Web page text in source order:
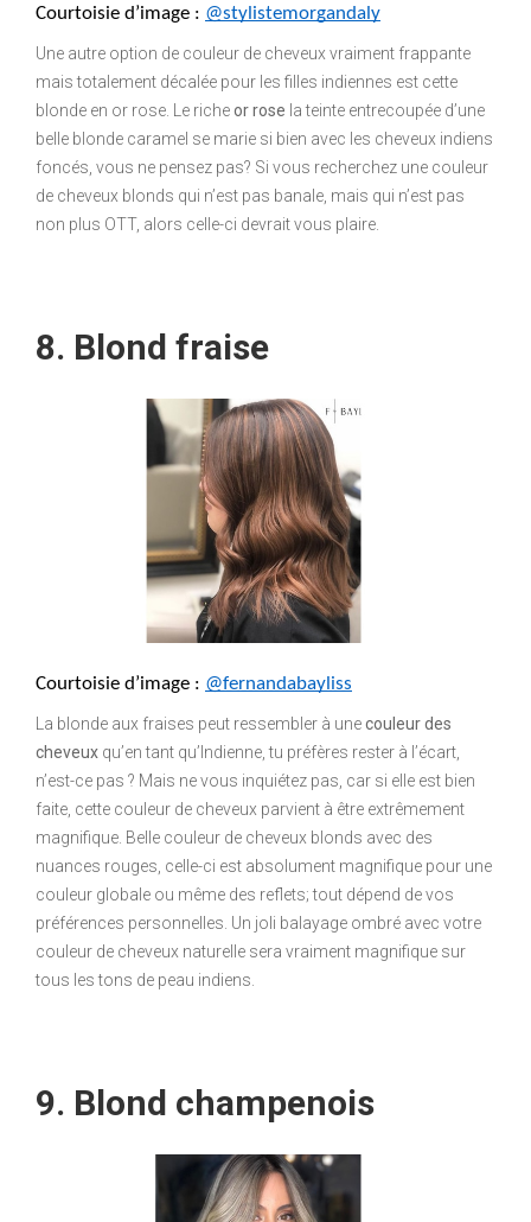
Courtoisie d’image : @stylistemorgandaly
Une autre option de couleur de cheveux vraiment frappante
mais totalement décalée pour les filles indiennes est cette
blonde en or rose. Le richeor rose la teinte entrecoupée d’une
belle blonde caramel se marie si bien avec les cheveux indiens
foncés, vous ne pensez pas? Si vous recherchez une couleur
de cheveux blonds qui n’est pas banale, mais qui n’est pas
non plus OTT, alors celle-ci devrait vous plaire.
8. Blond fraise
Courtoisie d’image : @fernandabayliss
La blonde aux fraises peut ressembler à unecouleur des
cheveux qu’en tant qu’Indienne, tu préfères rester à l’écart,
n’est-ce pas ? Mais ne vous inquiétez pas, car si elle est bien
faite, cette couleur de cheveux parvient à être extrêmement
magnifique. Belle couleur de cheveux blonds avec des
nuances rouges, celle-ci est absolument magnifique pour une
couleur globale ou même des reflets; tout dépend de vos
préférences personnelles. Un joli balayage ombré avec votre
couleur de cheveux naturelle sera vraiment magnifique sur
tous les tons de peau indiens.
9. Blond champenois